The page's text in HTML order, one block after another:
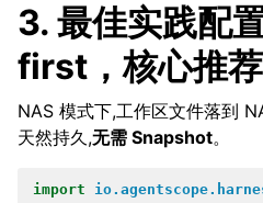
3. 最佳实践配
first，核心推荐
NAS 模式下,工作区文件落到
天然持久,无需 Snapshot。
import